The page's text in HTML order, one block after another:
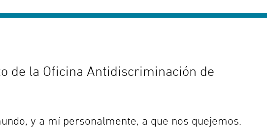
de la Oficina Antidiscriminación de
y a mí personalmente, a que nos quejemos.